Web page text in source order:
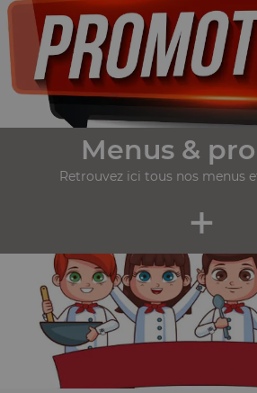
Menus &
Retrouvez ici tous nos menus
+